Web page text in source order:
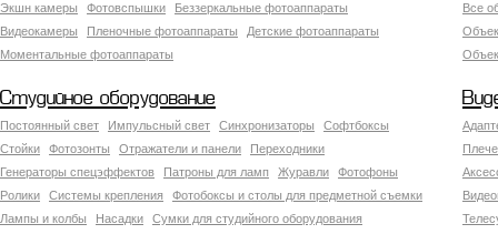
Экшн камеры
Фотовспышки
Беззеркальные фотоаппараты
Видеокамеры
Пленочные фотоаппараты
Детские фотоаппараты
Моментальные фотоаппараты
Все
Студийное оборудование
Постоянный свет Импульсный свет Синхронизаторы
Софтбоксы
Стойки
Фотозонты Отражатели и панели
Переходники
Генераторы спецэффектов
Патроны для ламп Журавли
Фотофоны
Ролики
Системы крепления
Фотобоксы и столы для предметной съемки
Лампы и колбы
Насадки
Сумки для студийного оборудования